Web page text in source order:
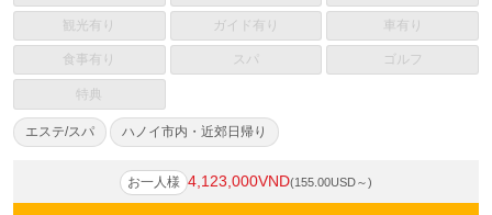
観光有り ガイド有り 車有り
食事有り スパ ゴルフ
特典
エステ/スパ ハノイ市内・近郊日帰り
お一人様 4,123,000VND(155.00USD～)